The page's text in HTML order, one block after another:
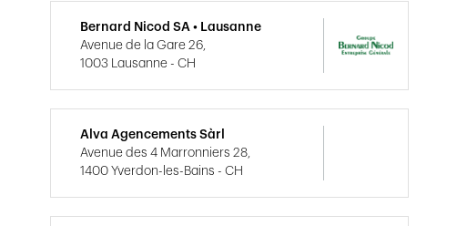
Bernard Nicod SA • Lausanne
Avenue de la Gare 26,
1003 Lausanne - CH
Alva Agencements Sàrl
Avenue des 4 Marronniers 28,
1400 Yverdon-les-Bains - CH